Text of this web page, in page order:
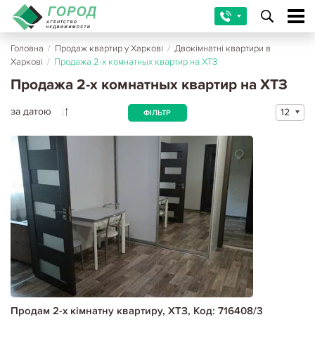
Головна / Продаж квартир у Харкові / Двокімнатні квартири в
Харкові / Продажа 2-х комнатных квартир на ХТЗ
Продажа 2-х комнатных квартир на ХТЗ
за датою ФІЛЬТР 12
Продам 2-х кімнатну квартиру, ХТЗ, Код: 716408/3